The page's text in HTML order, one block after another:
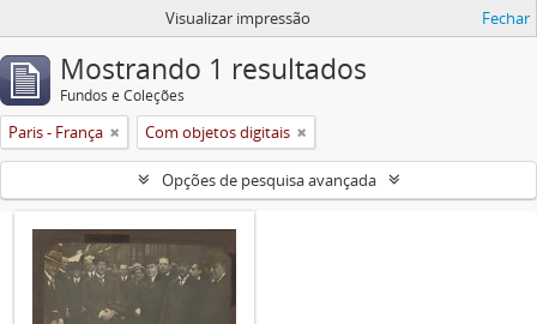
Visualizar impressão Fechar
Mostrando 1 resultados
Fundos e Coleções
Paris - França Com objetos digitais
Opções de pesquisa avançada